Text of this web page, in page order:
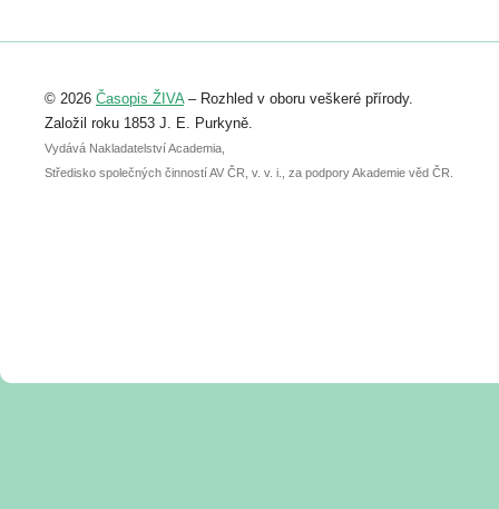
Registrovat se můžete do 6. září.
abstraktu přihlášené přednášky nebo
posteru je už 30. června.
© 2026 Časopis ŽIVA– Rozhled v oboru veškeré přírody.
Založil roku 1853 J. E. Purkyně.
Vydává Nakladatelství Academia,
Středisko společných činností AV ČR, v. v. i., za podpory Akademie věd ČR.